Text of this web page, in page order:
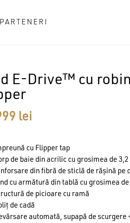
PARTENERI
E-Drive™ cu
lei
cu Flipper tap
de baie din acrilic cu grosimea de 3,2
din fibră de sticlă de rășină pe
cu armătură din tablă cu grosimea de
de picioare cu ramă
de cadă
automată, supapă de scurgere